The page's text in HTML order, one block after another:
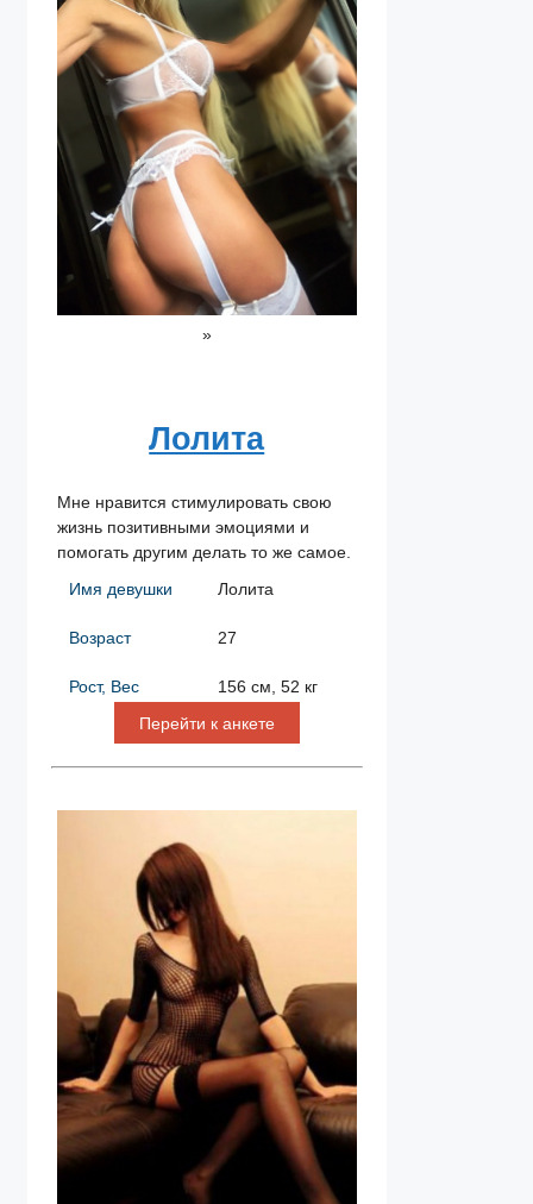
»
Лолита
Мне нравится стимулировать свою
жизнь позитивными эмоциями и
помогать другим делать то же самое.
Имя девушки
Лолита
Возраст 27
Рост, Вес
156 см, 52 кг
Перейти к анкете